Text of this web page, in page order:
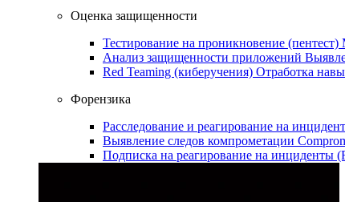
Оценка защищенности
Тестирование на проникновение (пентест)
Анализ защищенности приложений
Red Teaming (киберучения) Отработка
Форензика
Расследование и реагирование на
Выявление следов компрометации
Подписка на реагирование на инциденты